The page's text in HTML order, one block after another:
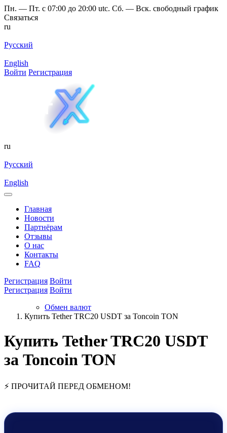
Пн. — Пт. с 07:00 до 20:00 utc. Сб. — Вск. свободный график
Связаться
ru
Русский
English
Войти Регистрация
ru
Русский
English
Главная
Новости
Партнёрам
Отзывы
О нас
Контакты
FAQ
Регистрация Войти
Регистрация Войти
Обмен валют
Купить Tether TRC20 USDT за Toncoin TON
Купить Tether TRC20 USDT
за Toncoin TON
⚡ ПРОЧИТАЙ ПЕРЕД ОБМЕНОМ!